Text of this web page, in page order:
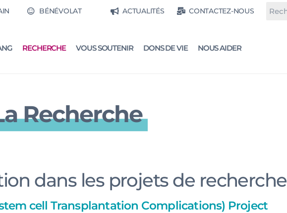
BÉNÉVOLAT ACTUALITÉS CONTACTEZ-NOUS
RECHERCHE VOUS SOUTENIR DONS DE VIE NOUS AIDER
Recherche
dans les projets de recherche
cell Transplantation Complications) Project